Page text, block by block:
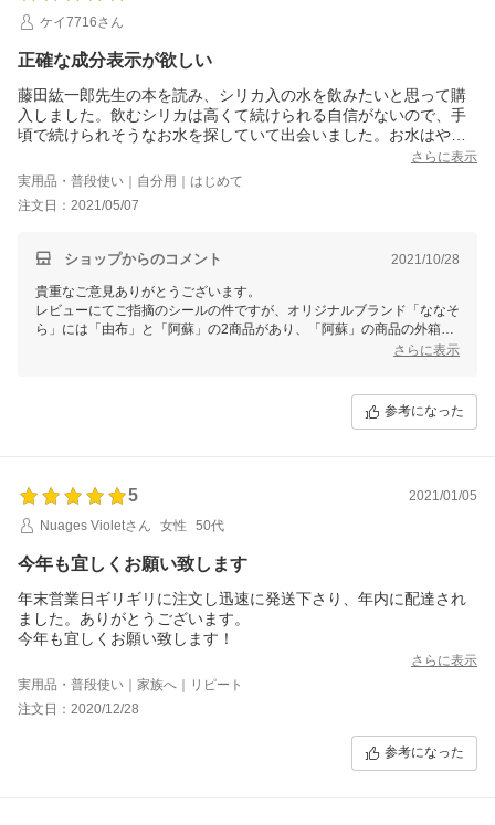
ケイ7716さん
正確な成分表示が欲しい
藤田紘一郎先生の本を読み、シリカ入の水を飲みたいと思って購
入しました。飲むシリカは高くて続けられる自信がないので、手
頃で続けられそうなお水を探していて出会いました。お水はやわ
らかく、とても飲みやすくて美味しかったです。常温でもごくご
く飲めました。シリカ含量、硬度の表示がラベルと箱に貼ってあ
るシールで違うので、どの表示を信じていいのかわかりません。p
Hも知りたいです。
さらに表示
実用品・普段使い｜自分用｜はじめて
注文日：2021/05/07
ショップからのコメント 2021/10/28
貴重なご意見ありがとうございます。
レビューにてご指摘のシールの件ですが、オリジナルブランド「ななそ
ら」には「由布」と「阿蘇」の2商品があり、「阿蘇」の商品の外箱
に、商品説明を記載したシールを貼付しているのですが、誤って「由
レビューに気付かず、重ね重ね申し訳ございませんでした。
さらに表示
参考になった
5
2021/01/05
Nuages Violetさん
女性 50代
今年も宜しくお願い致します
年末営業日ギリギリに注文し迅速に発送下さり、年内に配達され
ました。ありがとうございます。
今年も宜しくお願い致します！
さらに表示
実用品・普段使い｜家族へ｜リピート
注文日：2020/12/28
参考になった